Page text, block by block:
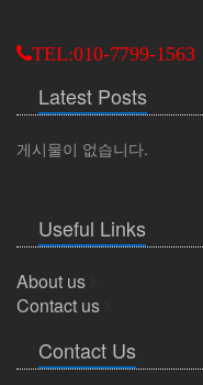
TEL:010-7799-1563
Latest Posts
게시물이 없습니다.
Useful Links
About us
Contact us
Contact Us